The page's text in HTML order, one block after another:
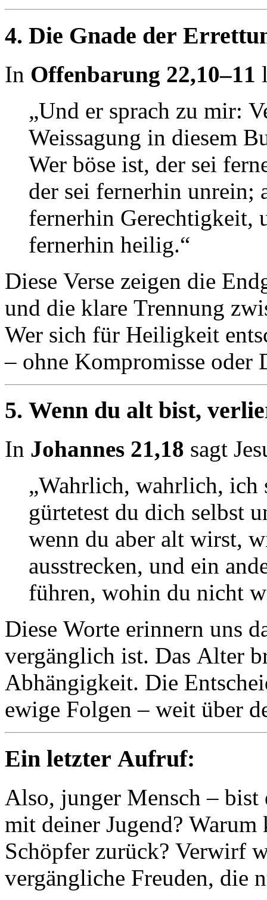
4. Die Gnade der
In Offenbarung 22,10–11
„Und er sprach zu mir:
Weissagung in diesem
Wer böse ist, der sei
der sei fernerhin unrein;
fernerhin Gerechtigkeit,
fernerhin heilig.“
Diese Verse zeigen die
und die klare Trennung
Wer sich für Heiligkeit
– ohne Kompromisse oder
5. Wenn du alt bist,
In Johannes 21,18 sagt
„Wahrlich, wahrlich, ich
gürtetest du dich selbst
wenn du aber alt wirst,
ausstrecken, und ein
führen, wohin du nicht
Diese Worte erinnern uns
vergänglich ist. Das Alter
Abhängigkeit. Die
ewige Folgen – weit über
Ein letzter Aufruf:
Also, junger Mensch – bist
mit deiner Jugend?
Schöpfer zurück? Verwirf
vergängliche Freuden, die